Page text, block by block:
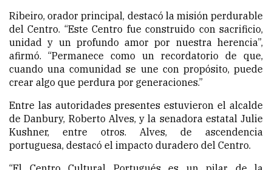
Ribeiro, orador principal, destacó la misión perdurable
del Centro. “Este Centro fue construido con sacrificio,
unidad y un profundo amor por nuestra herencia”,
afirmó. “Permanece como un recordatorio de que,
cuando una comunidad se une con propósito, puede
crear algo que perdura por generaciones.”
Entre las autoridades presentes estuvieron el alcalde
de Danbury, Roberto Alves, y la senadora estatal Julie
Kushner, entre otros. Alves, de ascendencia
portuguesa, destacó el impacto duradero del Centro.